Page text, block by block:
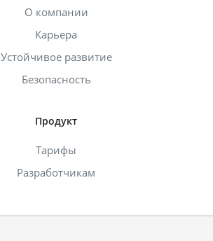
О компании
Карьера
Устойчивое развитие
Безопасность
Продукт
Тарифы
Разработчикам